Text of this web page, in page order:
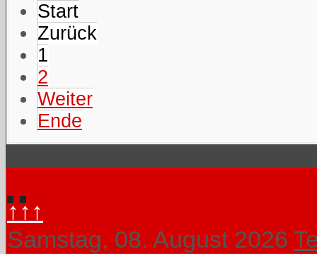
Start
Zurück
1
2
Weiter
Ende
↑↑↑
Samstag, 08. August 2026